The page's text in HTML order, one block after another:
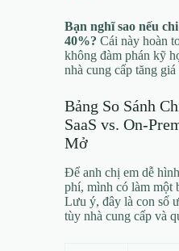
Bạn nghĩ sao nếu
40%? Cái này hoàn
không đàm phán kỹ
nhà cung cấp tăng
Bảng So Sánh
SaaS vs. On-
Mở
Để anh chị em dễ
phí, mình có làm một
Lưu ý, đây là con số
tùy nhà cung cấp và